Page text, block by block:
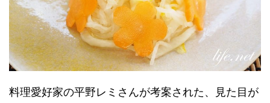
料理愛好家の平野レミさんが考案された、見た目が